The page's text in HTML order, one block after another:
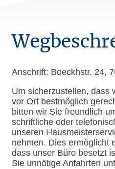
Anschrift: Boeckhstr. 24,
Um sicherzustellen, dass
vor Ort bestmöglich
bitten wir Sie freundlich
schriftliche oder
unseren
nehmen. Dies ermöglicht
dass unser Büro besetzt
Sie unnötige Anfahrten